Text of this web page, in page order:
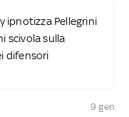
ipnotizza Pellegrini
scivola sulla
difensori
9 gen